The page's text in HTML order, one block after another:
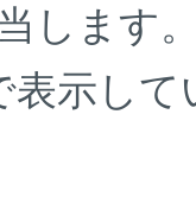
します
表示し